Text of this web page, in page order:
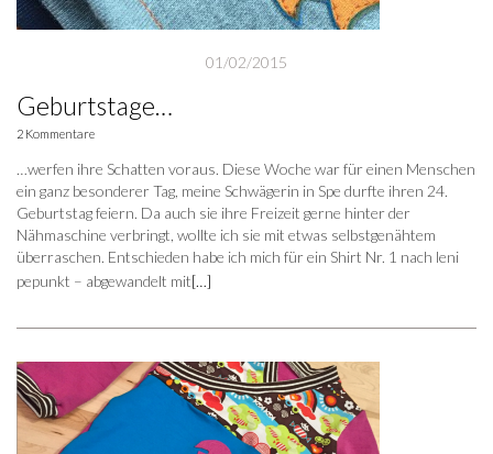
01/02/2015
Geburtstage…
2 Kommentare
…werfen ihre Schatten voraus. Diese Woche war für einen Menschen
ein ganz besonderer Tag, meine Schwägerin in Spe durfte ihren 24.
Geburtstag feiern. Da auch sie ihre Freizeit gerne hinter der
Nähmaschine verbringt, wollte ich sie mit etwas selbstgenähtem
überraschen. Entschieden habe ich mich für ein Shirt Nr. 1 nach leni
pepunkt – abgewandelt mit[…]